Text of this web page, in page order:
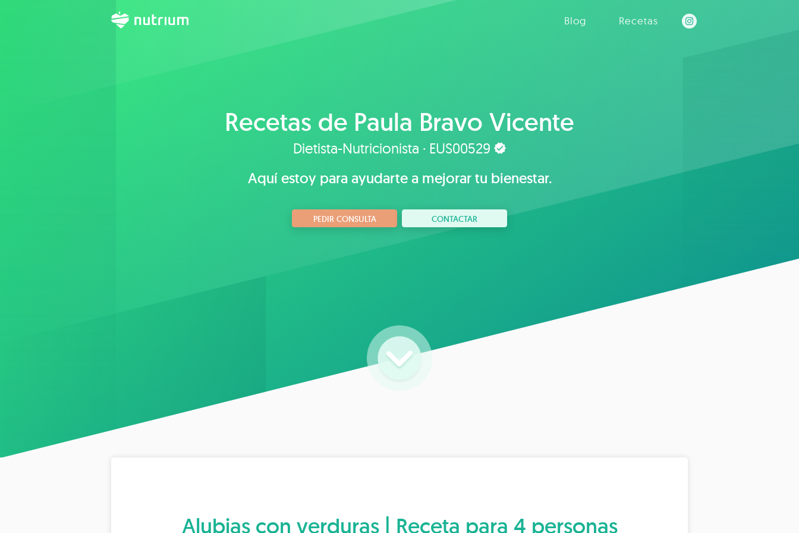
Blog Recetas
Recetas de Paula Bravo Vicente
Dietista-Nutricionista · EUS00529
Aquí estoy para ayudarte a mejorar tu bienestar.
PEDIR CONSULTA CONTACTAR
Alubias con verduras | Receta para 4 personas